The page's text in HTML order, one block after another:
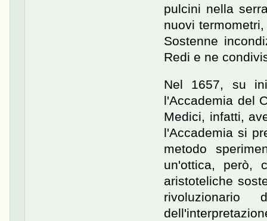
pulcini nella
nuovi
Sostenne
Redi e ne
Nel 1657, su
l'Accademia del
Medici, infatti,
l'Accademia si
metodo
un'ottica, però,
aristoteliche